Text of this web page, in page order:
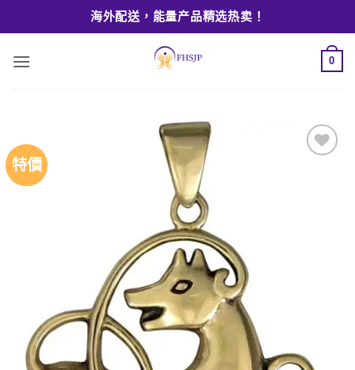
海外配送，能量产品精选热卖！
0
特價